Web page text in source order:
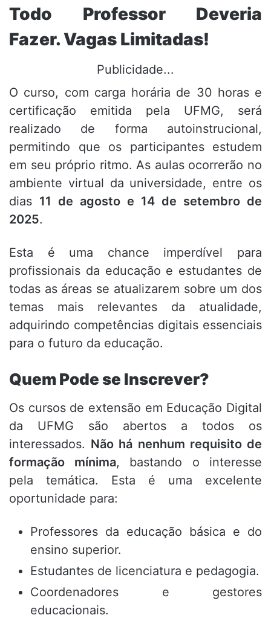
Todo Professor Deveria
Fazer. Vagas Limitadas!
Publicidade...
O curso, com carga horária de 30 horas e
certificação emitida pela UFMG, será
realizado de forma autoinstrucional,
permitindo que os participantes estudem
em seu próprio ritmo. As aulas ocorrerão no
ambiente virtual da universidade, entre os
dias 11 de agosto e 14 de setembro de
2025.
Esta é uma chance imperdível para
profissionais da educação e estudantes de
todas as áreas se atualizarem sobre um dos
temas mais relevantes da atualidade,
adquirindo competências digitais essenciais
para o futuro da educação.
Quem Pode se Inscrever?
Os cursos de extensão em Educação Digital
da UFMG são abertos a todos os
interessados. Não há nenhum requisito de
formação mínima, bastando o interesse
pela temática. Esta é uma excelente
oportunidade para:
Professores da educação básica e do
ensino superior.
Estudantes de licenciatura e pedagogia.
Coordenadores e gestores
educacionais.